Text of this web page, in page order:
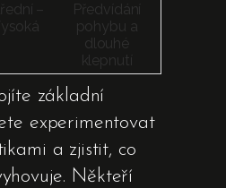
–
Předvídání
pohybu a
dlouhé
klepnutí
základní
experimentovat
a zjistit, co
Někteří